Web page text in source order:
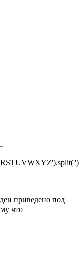
приведено под
что